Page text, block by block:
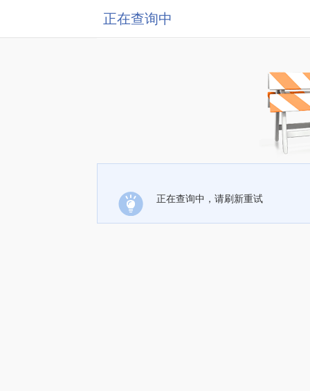
正在查询中
正在查询中，请刷新重试